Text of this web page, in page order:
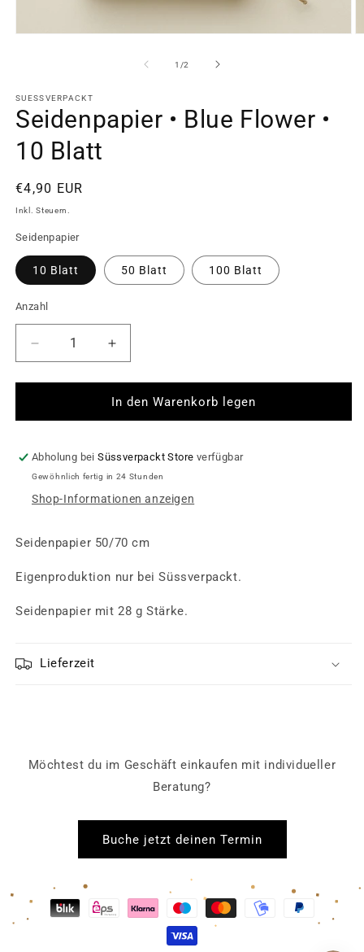
1 /von
2
SUESSVERPACKT
Seidenpapier • Blue Flower •
10 Blatt
Normaler
Preis
€4,90 EUR
Inkl. Steuern.
Seidenpapier
10 Blatt 50 Blatt 100 Blatt
Anzahl
Verringere
die
Menge
Seidenpapier
Blue
Flower
10
Erhöhe
die
Menge
für
Seidenpapier
Blue
Flower
10
In den Warenkorb legen
Abholung beiSüssverpackt Store verfügbar
Gewöhnlich fertig in 24 Stunden
Shop-Informationen anzeigen
Seidenpapier 50/70 cm
Eigenproduktion nur bei Süssverpackt.
Seidenpapier mit 28 g Stärke.
Lieferzeit
Möchtest du im Geschäft einkaufen mit individueller
Beratung?
Buche jetzt deinen Termin
Zahlungsmethoden